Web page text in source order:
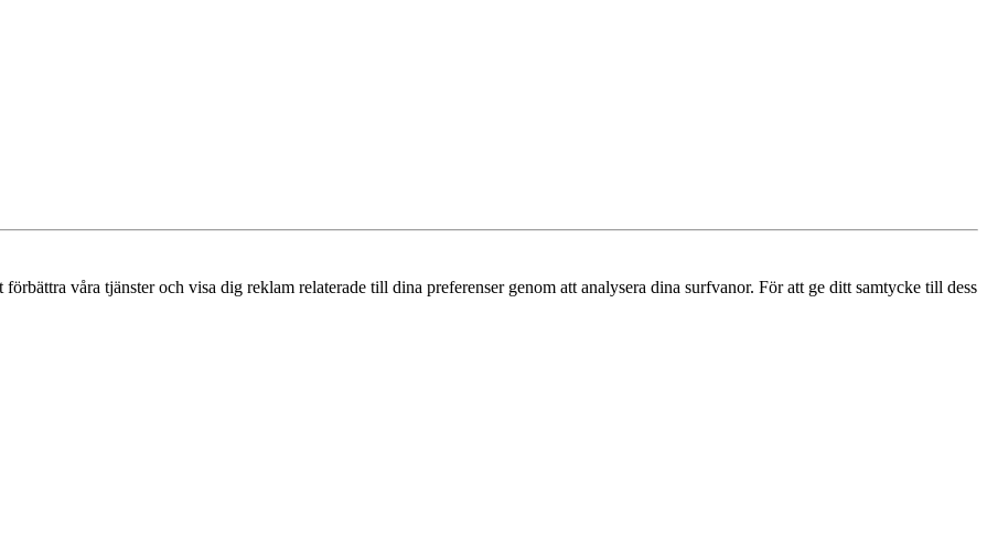
våra tjänster och visa dig reklam relaterade till dina preferenser genom att analysera dina surfvanor. För att ge ditt samtycke till dess